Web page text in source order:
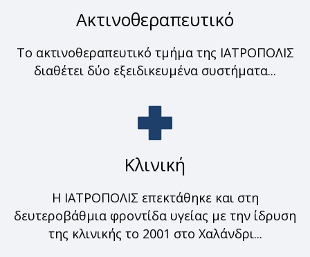
Ακτινοθεραπευτικό
Το ακτινοθεραπευτικό τμήμα της ΙΑΤΡΟΠΟΛΙΣ
διαθέτει δύο εξειδικευμένα συστήματα...
Κλινική
Η ΙΑΤΡΟΠΟΛΙΣ επεκτάθηκε και στη
δευτεροβάθμια φροντίδα υγείας με την ίδρυση
της κλινικής το 2001 στο Χαλάνδρι...